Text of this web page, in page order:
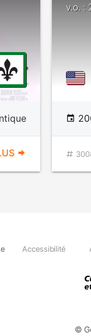
v.o. :
©
Accessibilité